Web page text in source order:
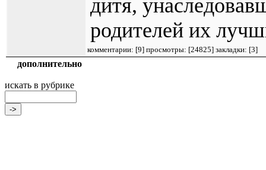
дитя,
родителей их
комментарии: [9] просмотры: [24825] закладки: [3]
дополнительно
искать в рубрике